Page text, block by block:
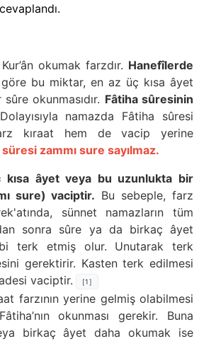
okumak farzdır. Hanefîlerde
bu miktar, en az üç kısa âyet
okunmasıdır. Fâtiha sûresinin
namazda Fâtiha sûresi
kıraat hem de vacip yerine
zammı sure sayılmaz.
kısa âyet veya bu uzunlukta bir
sure) vaciptir. Bu sebeple, farz
sünnet namazların tüm
sonra sûre ya da birkaç âyet
terk etmiş olur. Unutarak terk
gerektirir. Kasten terk edilmesi
vaciptir.
[1]
farzının yerine gelmiş olabilmesi
okunması gerekir. Buna
birkaç âyet daha okumak ise